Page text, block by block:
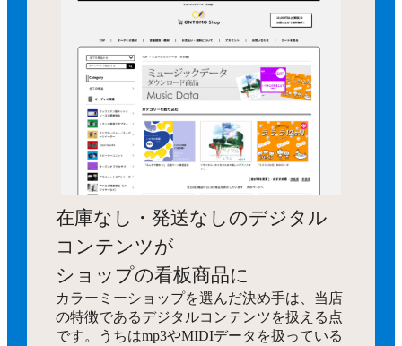
在庫なし・発送なしのデジタル
コンテンツが
ショップの看板商品に
カラーミーショップを選んだ決め手は、当店
の特徴であるデジタルコンテンツを扱える点
です。うちはmp3やMIDIデータを扱っている